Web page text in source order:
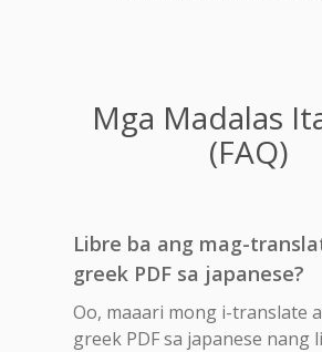
Mga Madalas
(FAQ)
Libre ba ang mag-
greek PDF sa japanese?
Oo, maaari mong i-translate
greek PDF sa japanese nang